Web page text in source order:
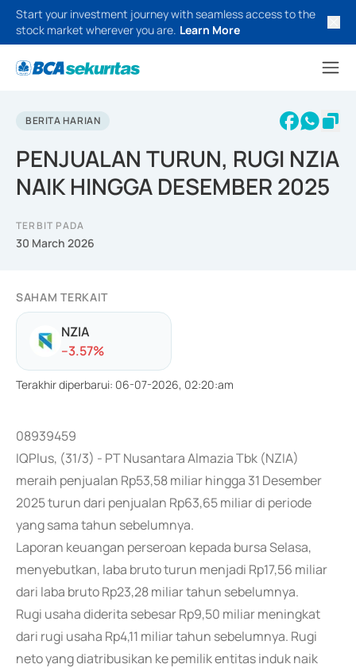
Start your investment journey with seamless access to the
stock market wherever you are. Learn More
BERITA HARIAN
PENJUALAN TURUN, RUGI NZIA
NAIK HINGGA DESEMBER 2025
TERBIT PADA
30 March 2026
SAHAM TERKAIT
NZIA
--3.57%
Terakhir diperbarui: 06-07-2026, 02:20:am
08939459
IQPlus, (31/3) - PT Nusantara Almazia Tbk (NZIA)
meraih penjualan Rp53,58 miliar hingga 31 Desember
2025 turun dari penjualan Rp63,65 miliar di periode
yang sama tahun sebelumnya.
Laporan keuangan perseroan kepada bursa Selasa,
menyebutkan, laba bruto turun menjadi Rp17,56 miliar
dari laba bruto Rp23,28 miliar tahun sebelumnya.
Rugi usaha diderita sebesar Rp9,50 miliar meningkat
dari rugi usaha Rp4,11 miliar tahun sebelumnya. Rugi
neto yang diatribusikan ke pemilik entitas induk naik